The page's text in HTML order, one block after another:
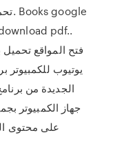
pdf..
يوتيوب للكمبيوتر
الجديدة من
جهاز الكمبيوتر
على محتوى